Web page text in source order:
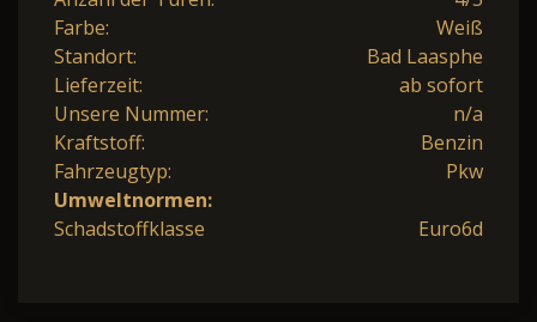
Farbe:
Weiß
Standort:
Bad Laasphe
Lieferzeit:
ab sofort
Unsere Nummer:
n/a
Kraftstoff:
Benzin
Fahrzeugtyp:
Pkw
Umweltnormen:
Schadstoffklasse
Euro6d